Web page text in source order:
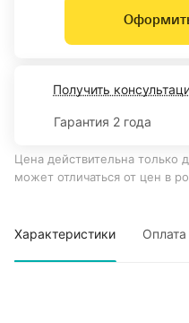
Получить
Гарантия 2 года
Цена действительна только
может отличаться от цен в
Характеристики Оплата